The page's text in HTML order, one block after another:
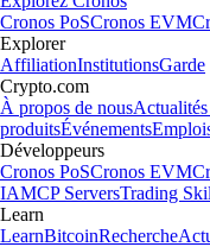
Cronos PoSCronos EVM
Explorer
AffiliationInstitutionsGarde
Crypto.com
À propos de nous
produitsÉvénements
Développeurs
Cronos PoSCronos EVM
IAMCP ServersTrading
Learn
LearnBitcoinRecherche